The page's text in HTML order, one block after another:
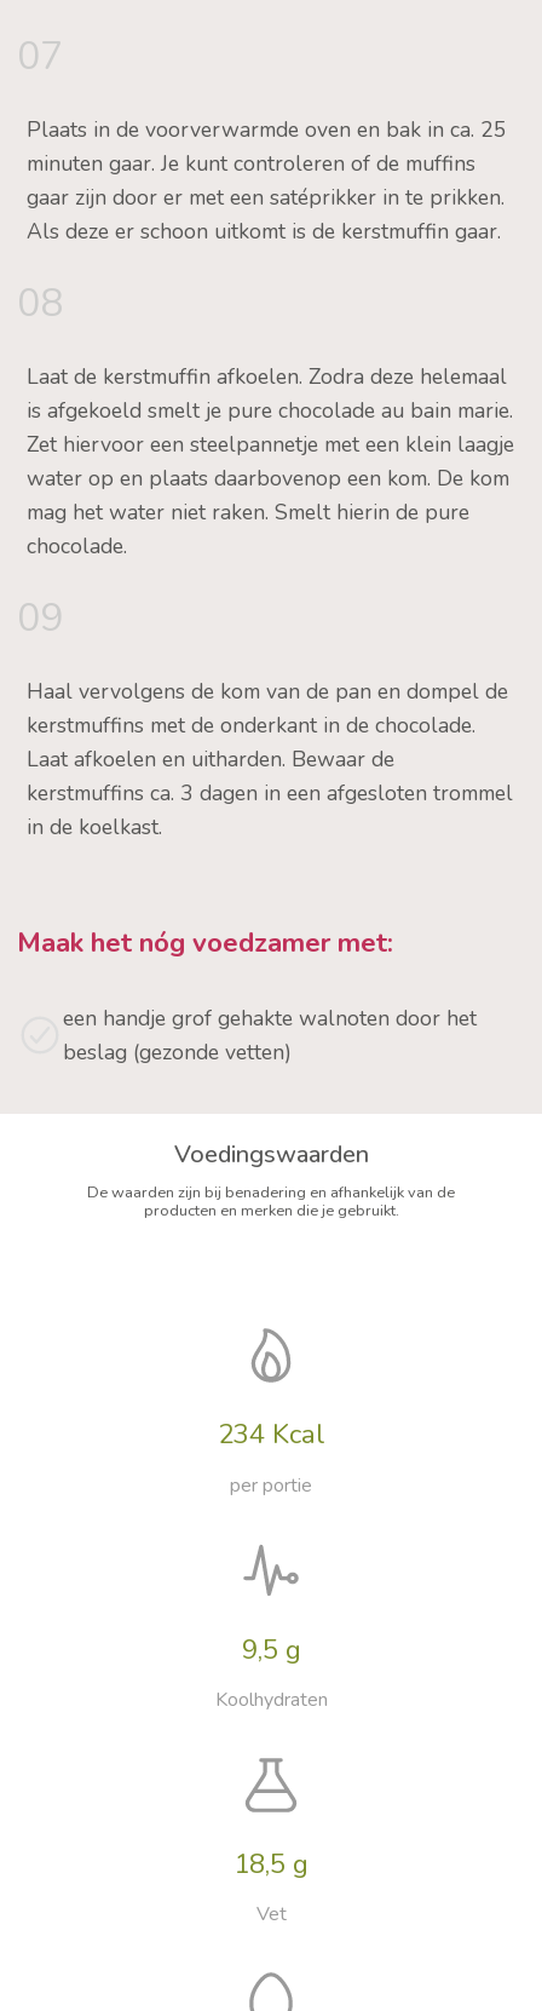
07
Plaats in de voorverwarmde oven en bak in ca. 25
minuten gaar. Je kunt controleren of de muffins
gaar zijn door er met een satéprikker in te prikken.
Als deze er schoon uitkomt is de kerstmuffin gaar.
08
Laat de kerstmuffin afkoelen. Zodra deze helemaal
is afgekoeld smelt je pure chocolade au bain marie.
Zet hiervoor een steelpannetje met een klein laagje
water op en plaats daarbovenop een kom. De kom
mag het water niet raken. Smelt hierin de pure
chocolade.
09
Haal vervolgens de kom van de pan en dompel de
kerstmuffins met de onderkant in de chocolade.
Laat afkoelen en uitharden. Bewaar de
kerstmuffins ca. 3 dagen in een afgesloten trommel
in de koelkast.
Maak het nóg voedzamer met:
een handje grof gehakte walnoten door het
beslag (gezonde vetten)
Voedingswaarden
De waarden zijn bij benadering en afhankelijk van de
producten en merken die je gebruikt.
234 Kcal
per portie
9,5 g
Koolhydraten
18,5 g
Vet